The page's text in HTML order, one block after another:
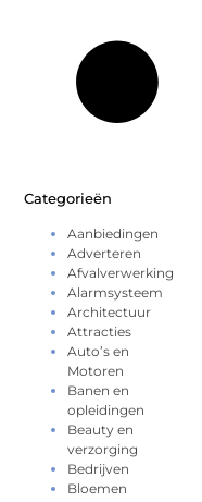
Categorieën
Aanbiedingen
Adverteren
Afvalverwerking
Alarmsysteem
Architectuur
Attracties
Auto’s en
Motoren
Banen en
opleidingen
Beauty en
verzorging
Bedrijven
Bloemen